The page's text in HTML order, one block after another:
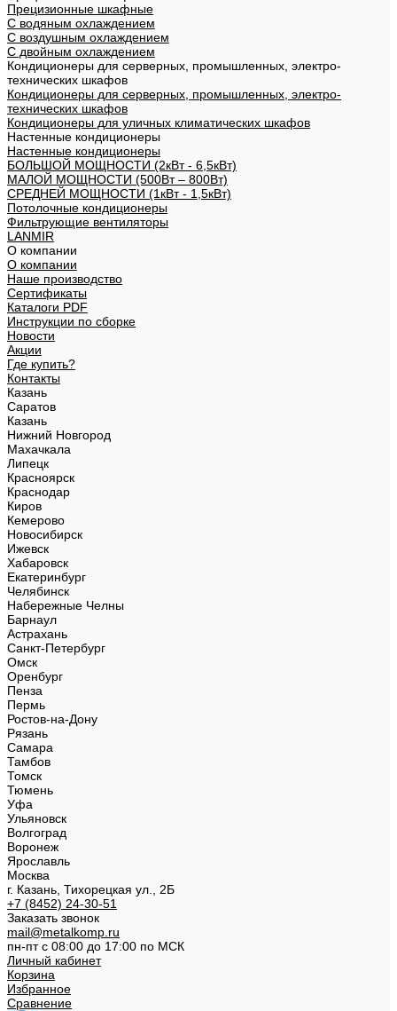
Прецизионные шкафные
С водяным охлаждением
С воздушным охлаждением
С двойным охлаждением
Кондиционеры для серверных, промышленных, электро-
технических шкафов
Кондиционеры для серверных, промышленных, электро-
технических шкафов
Кондиционеры для уличных климатических шкафов
Настенные кондиционеры
Настенные кондиционеры
БОЛЬШОЙ МОЩНОСТИ (2кВт - 6,5кВт)
МАЛОЙ МОЩНОСТИ (500Вт – 800Вт)
СРЕДНЕЙ МОЩНОСТИ (1кВт - 1,5кВт)
Потолочные кондиционеры
Фильтрующие вентиляторы
LANMIR
О компании
О компании
Наше производство
Сертификаты
Каталоги PDF
Инструкции по сборке
Новости
Акции
Где купить?
Контакты
Казань
Саратов
Казань
Нижний Новгород
Махачкала
Липецк
Красноярск
Краснодар
Киров
Кемерово
Новосибирск
Ижевск
Хабаровск
Екатеринбург
Челябинск
Набережные Челны
Барнаул
Астрахань
Санкт-Петербург
Омск
Оренбург
Пенза
Пермь
Ростов-на-Дону
Рязань
Самара
Тамбов
Томск
Тюмень
Уфа
Ульяновск
Волгоград
Воронеж
Ярославль
Москва
г. Казань, Тихорецкая ул., 2Б
+7 (8452) 24-30-51
Заказать звонок
mail@metalkomp.ru
пн-пт с 08:00 до 17:00 по МСК
Личный кабинет
Корзина
Избранное
Сравнение